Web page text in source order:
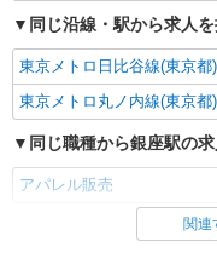
同じ沿線・駅から求人
東京メトロ日比谷線(東京都)
東京メトロ丸ノ内線(東京都)
同じ職種から銀座駅の
アパレル販売
同じ雇用形態から銀座関連